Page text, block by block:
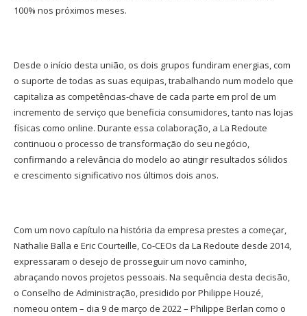
100% nos próximos meses.
Desde o início desta união, os dois grupos fundiram energias, com
o suporte de todas as suas equipas, trabalhando num modelo que
capitaliza as competências-chave de cada parte em prol de um
incremento de serviço que beneficia consumidores, tanto nas lojas
físicas como online. Durante essa colaboração, a La Redoute
continuou o processo de transformação do seu negócio,
confirmando a relevância do modelo ao atingir resultados sólidos
e crescimento significativo nos últimos dois anos.
Com um novo capítulo na história da empresa prestes a começar,
Nathalie Balla e Eric Courteille, Co-CEOs da La Redoute desde 2014,
expressaram o desejo de prosseguir um novo caminho,
abraçando novos projetos pessoais. Na sequência desta decisão,
o Conselho de Administração, presidido por Philippe Houzé,
nomeou ontem – dia 9 de março de 2022 – Philippe Berlan como o